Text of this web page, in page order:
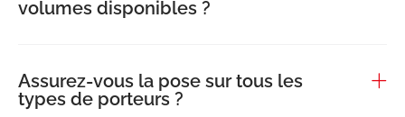
volumes disponibles ?
Assurez-vous la pose sur tous les
types de porteurs ?